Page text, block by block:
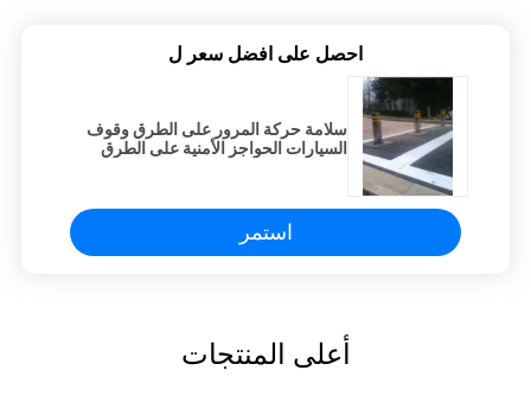
احصل على افضل سعر ل
سلامة حركة المرور على الطرق وقوف
السيارات الحواجز الأمنية على الطرق
استمر
أعلى المنتجات